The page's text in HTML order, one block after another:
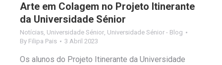
Arte em Colagem no Projeto Itinerante
da Universidade Sénior
Notícias, Universidade Sénior, Universidade Sénior - Blog
By Filipa Pais 3 Abril 2023
Os alunos do Projeto Itinerante da Universidade